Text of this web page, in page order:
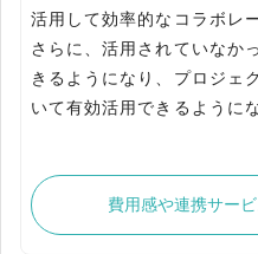
活用して効率的なコラボレ
さらに、活用されていなか
きるようになり、プロジェ
いて有効活用できるように
費用感や連携サー